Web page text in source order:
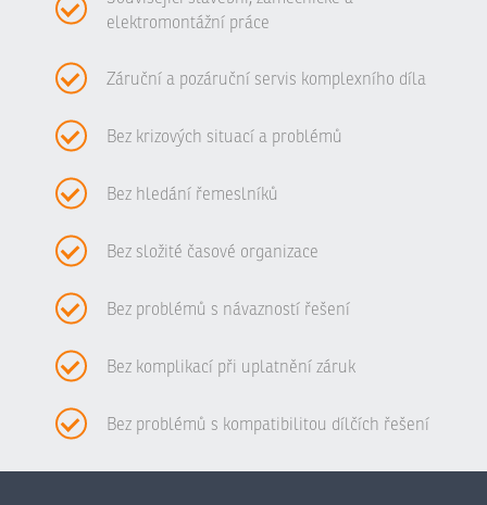
elektromontážní práce
Záruční a pozáruční servis komplexního díla
Bez krizových situací a problémů
Bez hledání řemeslníků
Bez složité časové organizace
Bez problémů s návazností řešení
Bez komplikací při uplatnění záruk
Bez problémů s kompatibilitou dílčích řešení